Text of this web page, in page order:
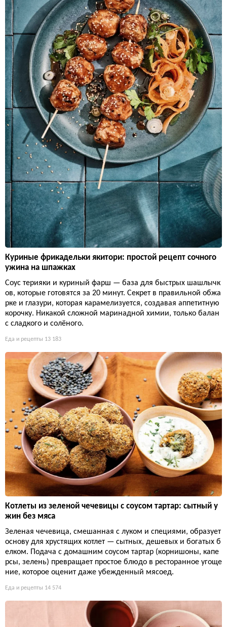
Куриные фрикадельки якитори: простой рецепт сочного
ужина на шпажках
Соус терияки и куриный фарш — база для быстрых шашлычк
ов, которые готовятся за 20 минут. Секрет в правильной обжа
рке и глазури, которая карамелизуется, создавая аппетитную
корочку. Никакой сложной маринадной химии, только балан
с сладкого и солёного.
Еда и рецепты 13 183
Котлеты из зеленой чечевицы с соусом тартар: сытный у
жин без мяса
Зеленая чечевица, смешанная с луком и специями, образует
основу для хрустящих котлет — сытных, дешевых и богатых б
елком. Подача с домашним соусом тартар (корнишоны, капе
рсы, зелень) превращает простое блюдо в ресторанное угоще
ние, которое оценит даже убежденный мясоед.
Еда и рецепты 14 574